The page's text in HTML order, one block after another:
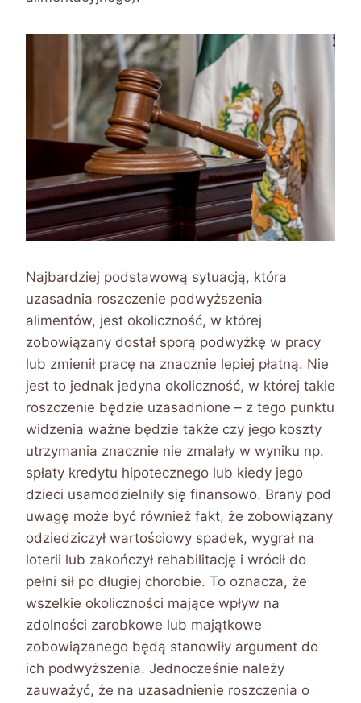
Najbardziej podstawową sytuacją, która
uzasadnia roszczenie podwyższenia
alimentów, jest okoliczność, w której
zobowiązany dostał sporą podwyżkę w pracy
lub zmienił pracę na znacznie lepiej płatną. Nie
jest to jednak jedyna okoliczność, w której takie
roszczenie będzie uzasadnione – z tego punktu
widzenia ważne będzie także czy jego koszty
utrzymania znacznie nie zmalały w wyniku np.
spłaty kredytu hipotecznego lub kiedy jego
dzieci usamodzielniły się finansowo. Brany pod
uwagę może być również fakt, że zobowiązany
odziedziczył wartościowy spadek, wygrał na
loterii lub zakończył rehabilitację i wrócił do
pełni sił po długiej chorobie. To oznacza, że
wszelkie okoliczności mające wpływ na
zdolności zarobkowe lub majątkowe
zobowiązanego będą stanowiły argument do
ich podwyższenia. Jednocześnie należy
zauważyć, że na uzasadnienie roszczenia o